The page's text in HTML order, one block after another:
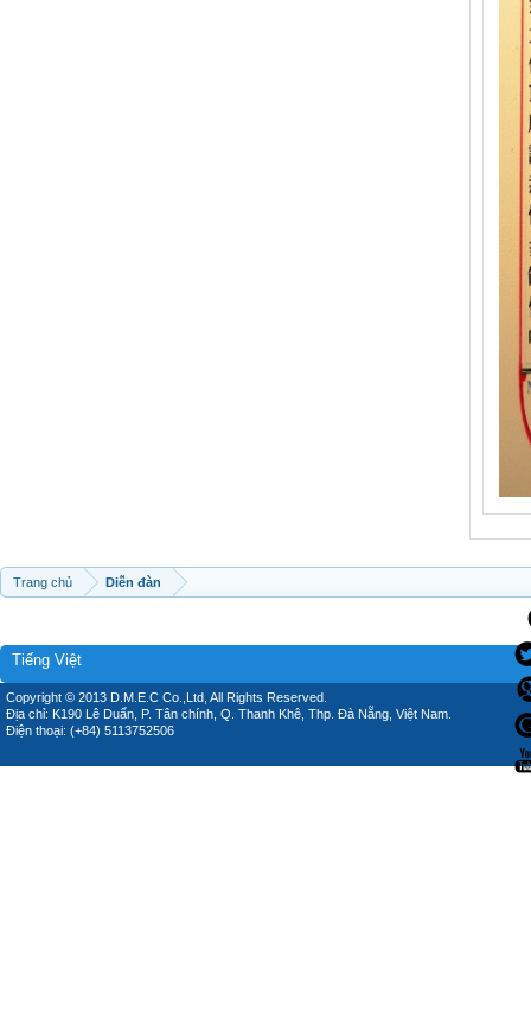
Trang chủ Diễn đàn
Tiếng Việt
Copyright © 2013 D.M.E.C Co.,Ltd, All Rights Reserved.
Địa chỉ: K190 Lê Duẩn, P. Tân chính, Q. Thanh Khê, Thp. Đà Nẵng, Việt Nam.
Điện thoại: (+84) 5113752506